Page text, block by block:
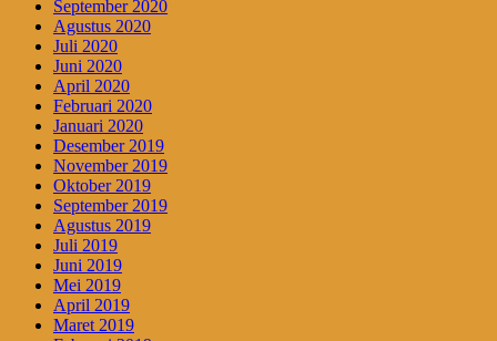
September 2020
Agustus 2020
Juli 2020
Juni 2020
April 2020
Februari 2020
Januari 2020
Desember 2019
November 2019
Oktober 2019
September 2019
Agustus 2019
Juli 2019
Juni 2019
Mei 2019
April 2019
Maret 2019